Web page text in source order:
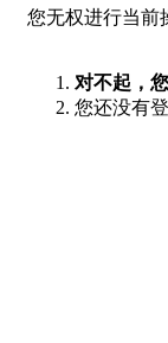
您无权进行当前
对不起，
您还没有